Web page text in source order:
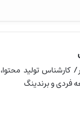
کارشناس تولید
فردی و برندینگ